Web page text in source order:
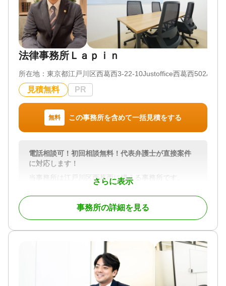
相続人にとって避けては通れない重要な手続きとな
りました。
私たちはこの分野の専門家として、お客様の大切な
資産を確実に次世代へと承継するお手伝いをいたし
ます。
てもワンストップでサポートしています。
相続登記手続きはもちろんのこと、相続税の申告が
必要な場合は税理士と、万が一相続人間で話し合い
お客様が複数の専門家を探し、何度も同じ説明をす
るご負担をなくし、当センターが司令塔となって最
対応地域
東京都・埼玉県・千葉県・神奈川県を中心に全国対
対応業務
遺言書 / 遺留分 / 遺産分割 / 生前贈与 / 紛争・争続 /
電話相談可 / 訪問可 / 女性スタッフ対応可 / 土日相談
可 / 初回相談無料 / 18時以降相談可 / オンライン面談
法律事務所Ｌａｐｉｎ
所在地： 東京都江戸川区西葛西3-22-10Justoffice西葛西502A
見積無料 PR
無料 この事務所を含めて一括見積をする
さらに表示
電話相談可！初回相談無料！代表弁護士が直接案件
に対応します！
当事務所は江戸川区西葛西に構える事務所です。
開業当初から一貫して一般民事事件のみを扱ってお
り、相続問題の相談実績も２００件を超えていま
その中で、空き家不動産が絡む遺産分割案件や、相
代表弁護士が１人で事案対応を行っており、電話連
絡等も全て代表弁護士直通で対応させてもらってい
事務所の詳細を見る